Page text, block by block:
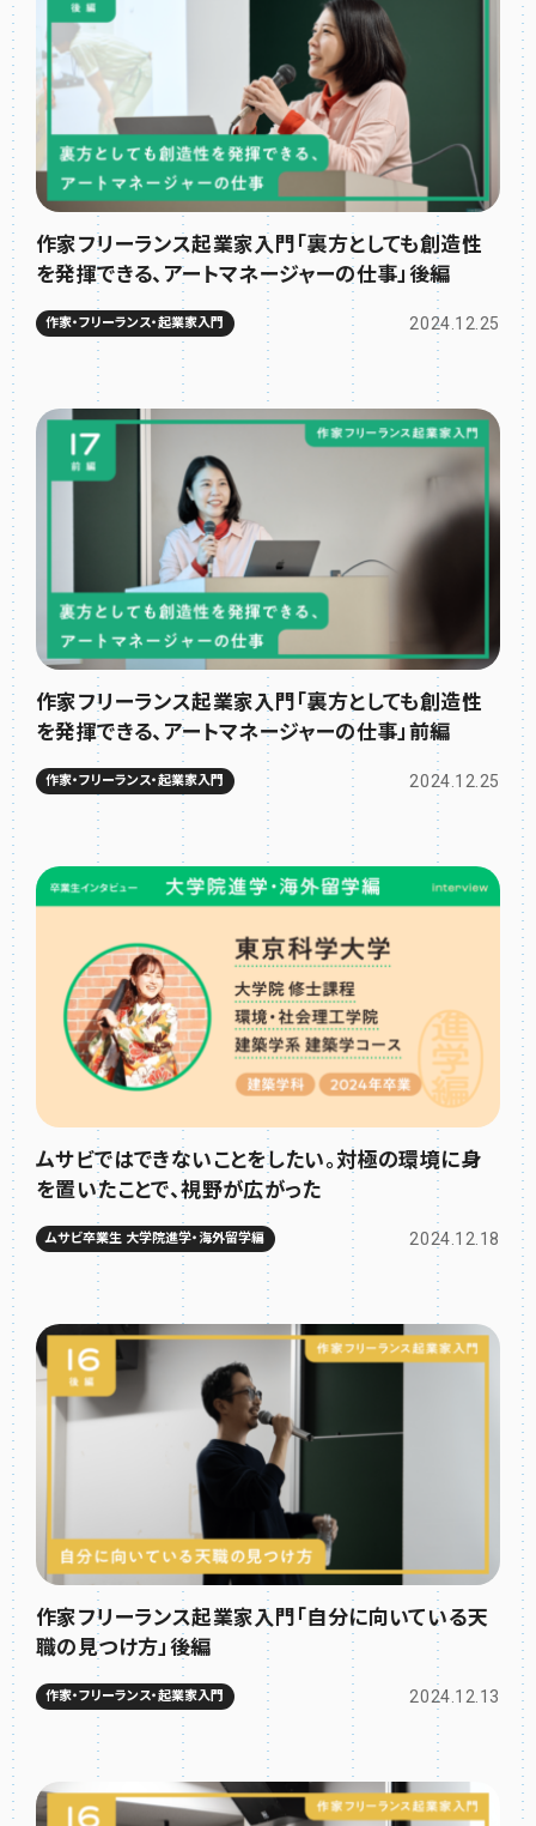
作家フリーランス起業家入門「裏方としても創造性
を発揮できる、アートマネージャーの仕事」後編
作家・フリーランス・起業家入門 2024.12.25
作家フリーランス起業家入門「裏方としても創造性
を発揮できる、アートマネージャーの仕事」前編
作家・フリーランス・起業家入門 2024.12.25
ムサビではできないことをしたい。対極の環境に身
を置いたことで、視野が広がった
ムサビ卒業生 大学院進学・海外留学編 2024.12.18
作家フリーランス起業家入門「自分に向いている天
職の見つけ方」後編
作家・フリーランス・起業家入門 2024.12.13